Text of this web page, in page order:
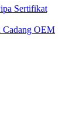
Sertifikat
Cadang OEM